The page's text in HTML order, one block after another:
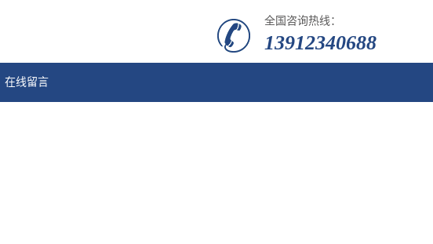
全国咨询热线：
13912340688
在线留言